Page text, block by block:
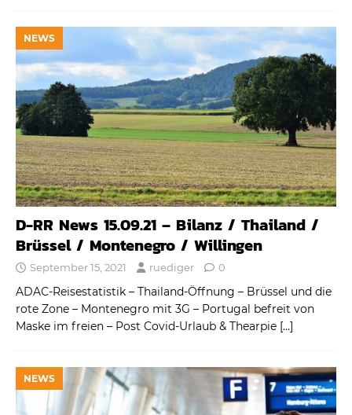
NEWS
D-RR News 15.09.21 – Bilanz / Thailand /
Brüssel / Montenegro / Willingen
September 15, 2021 ruediger 0
ADAC-Reisestatistik – Thailand-Öffnung – Brüssel und die
rote Zone – Montenegro mit 3G – Portugal befreit von
Maske im freien – Post Covid-Urlaub & Thearpie […]
NEWS